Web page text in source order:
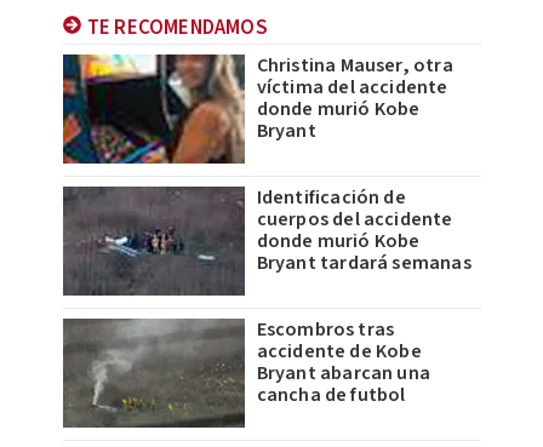
TE RECOMENDAMOS
Christina Mauser, otra
víctima del accidente
donde murió Kobe
Bryant
Identificación de
cuerpos del accidente
donde murió Kobe
Bryant tardará semanas
Escombros tras
accidente de Kobe
Bryant abarcan una
cancha de futbol